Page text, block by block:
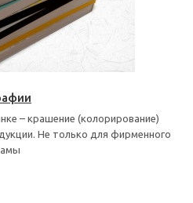
– крашение (колорирование)
Не только для фирменного